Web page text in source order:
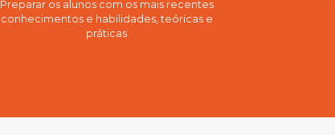
Preparar os alunos com os mais recentes
conhecimentos e habilidades, teóricas e
práticas